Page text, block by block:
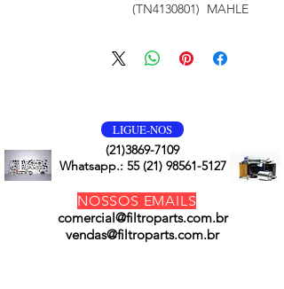
(TN4130801) MAHLE
LIGUE-NOS
(21)3869-7109
Whatsapp.: 55 (21) 98561-5127
NOSSOS EMAILS
comercial@filtroparts.com.br
vendas@filtroparts.com.br